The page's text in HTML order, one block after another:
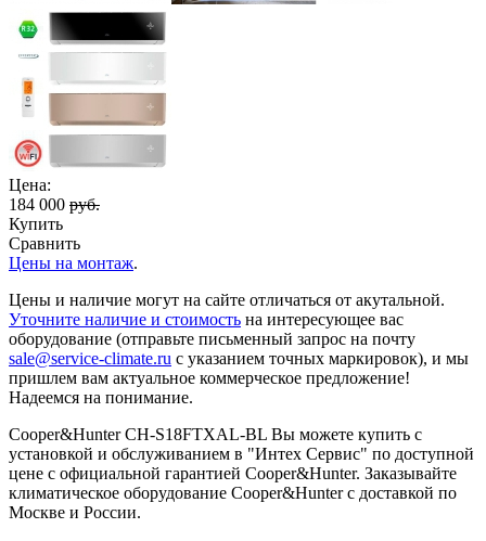
Цена:
184 000 руб.
Купить
Сравнить
Цены на монтаж.
Цены и наличие могут на сайте отличаться от акутальной.
Уточните наличие и стоимость на интересующее вас
оборудование (отправьте письменный запрос на почту
sale@service-climate.ru с указанием точных маркировок), и мы
пришлем вам актуальное коммерческое предложение!
Надеемся на понимание.
Cooper&Hunter CH-S18FTXAL-BL Вы можете купить с
установкой и обслуживанием в "Интех Сервис" по доступной
цене с официальной гарантией Cooper&Hunter. Заказывайте
климатическое оборудование Cooper&Hunter с доставкой по
Москве и России.